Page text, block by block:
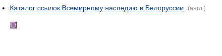
Каталог ссылок Всемирному наследию в Белоруссии (англ.)